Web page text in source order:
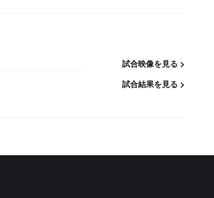
試合映像を見る
試合結果を見る